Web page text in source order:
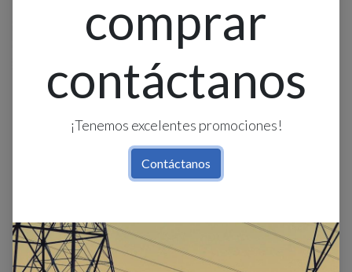
comprar
contáctanos
¡Tenemos excelentes promociones!
Contáctanos
Cachimba O Reversible 1-1/4